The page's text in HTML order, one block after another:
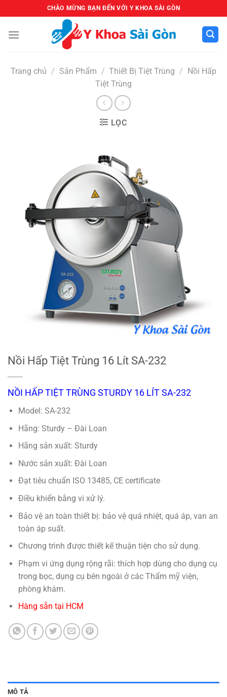
qua
nội
CHÀO MỪNG BẠN ĐẾN VỚI Y KHOA SÀI GÒN
Trang chủ / Sản Phẩm / Thiết Bị Tiệt Trùng / Nồi Hấp
Tiệt Trùng
LỌC
Nồi Hấp Tiệt Trùng 16 Lít SA-232
NỒI HẤP TIỆT TRÙNG STURDY 16 LÍT SA-232
Model: SA-232
Hãng: Sturdy – Đài Loan
Hãng sản xuất: Sturdy
Nước sản xuất: Đài Loan
Đạt tiêu chuẩn ISO 13485, CE certificate
Điều khiển bằng vi xử lý.
Bảo vệ an toàn thiết bị: bảo vệ quá nhiệt, quá áp, van an
toàn áp suất.
Chương trình được thiết kế thuận tiện cho sử dụng.
Phạm vi ứng dụng rộng rãi: thích hợp dùng cho dụng cụ
trong bọc, dụng cụ bên ngoài ở các Thẩm mỹ viện,
phòng khám.
Hàng sẵn tại HCM
MÔ TẢ